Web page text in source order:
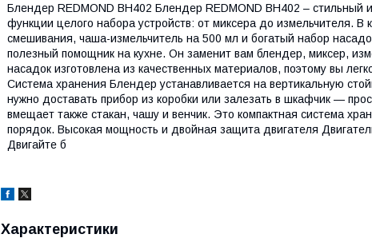
Блендер REDMOND BH402 Блендер REDMOND BH402 – стильный
функции целого набора устройств: от миксера до измельчителя. В
смешивания, чаша-измельчитель на 500 мл и богатый набор
полезный помощник на кухне. Он заменит вам блендер, миксер,
насадок изготовлена из качественных материалов, поэтому вы
Система хранения Блендер устанавливается на вертикальную
нужно доставать прибор из коробки или залезать в шкафчик —
вмещает также стакан, чашу и венчик. Это компактная система
порядок. Высокая мощность и двойная защита двигателя
Двигайте б
Характеристики